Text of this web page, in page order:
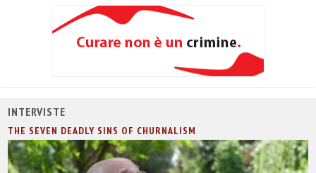
INTERVISTE
THE SEVEN DEADLY SINS OF CHURNALISM